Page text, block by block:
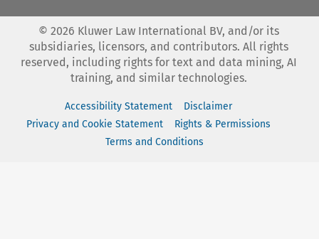
© 2026 Kluwer Law International BV, and/or its
subsidiaries, licensors, and contributors. All rights
reserved, including rights for text and data mining, AI
training, and similar technologies.
Accessibility Statement
Disclaimer
Privacy and Cookie Statement
Rights & Permissions
Terms and Conditions